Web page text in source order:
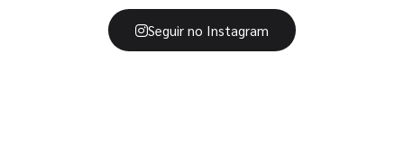
Seguir no Instagram